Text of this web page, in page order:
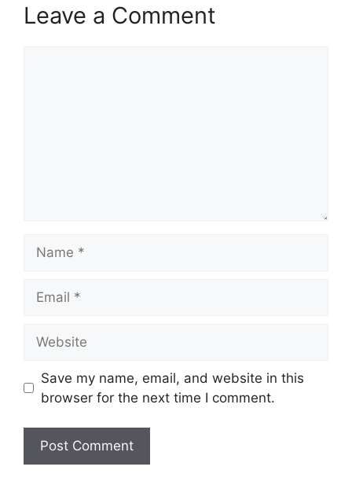
Leave a Comment
Save my name, email, and website in this
browser for the next time I comment.